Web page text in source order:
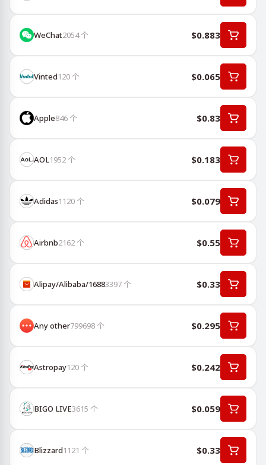
WeChat2054个 $0.883
Vinted120个 $0.065
Apple846个 $0.83
AOL1952个 $0.183
Adidas1120个 $0.079
Airbnb2162个 $0.55
Alipay/Alibaba/16883397个 $0.33
Any other799698个 $0.295
Astropay120个 $0.242
BIGO LIVE3615 个 $0.059
Blizzard1121 个 $0.33